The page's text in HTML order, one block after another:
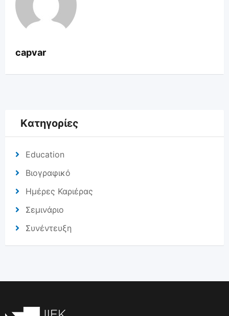
capvar
Kατηγορίες
Education
Βιογραφικό
Ημέρες Καριέρας
Σεμινάριο
Συνέντευξη